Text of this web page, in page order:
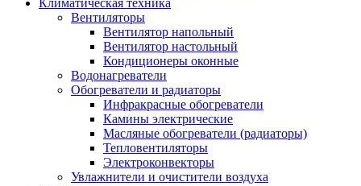
Вентиляторы
Вентилятор напольный
Вентилятор настольный
Кондиционеры оконные
Водонагреватели
Обогреватели и радиаторы
Инфракрасные обогреватели
Камины электрические
Масляные обогреватели (радиаторы)
Тепловентиляторы
Электроконвекторы
Увлажнители и очистители воздуха